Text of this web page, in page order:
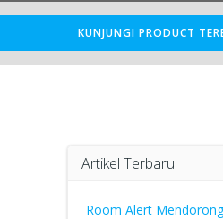
KUNJUNGI PRODUCT
Artikel Terbaru
Room Alert